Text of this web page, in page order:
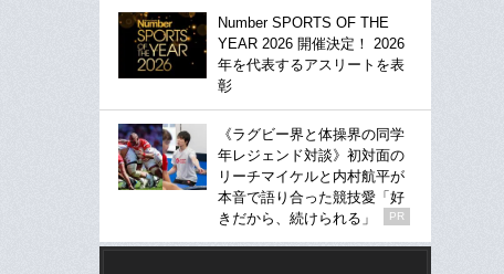
Number SPORTS OF THE
YEAR 2026 開催決定！ 2026
年を代表するアスリートを表
彰
《ラグビー界と体操界の同学
年レジェンド対談》初対面の
リーチマイケルと内村航平が
本音で語り合った競技愛「好
きだから、続けられる」
PR